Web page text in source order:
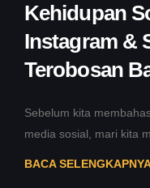
Kehidupan
Instagram &
Terobosan
Sebelum kita
media sosial, mari kita
BACA